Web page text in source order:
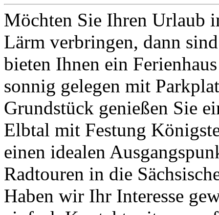
Möchten Sie Ihren Urlaub
Lärm verbringen, dann
bieten Ihnen ein
sonnig gelegen mit
Grundstück genießen Sie
Elbtal mit Festung
einen idealen
Radtouren in die
Haben wir Ihr Interesse